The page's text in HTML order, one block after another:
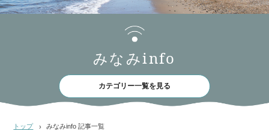
みなみinfo
カテゴリー一覧を見る
トップ みなみinfo 記事一覧